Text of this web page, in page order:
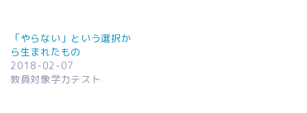
「やらない」という選択か
ら生まれたもの
2018-02-07
教員対象学力テスト